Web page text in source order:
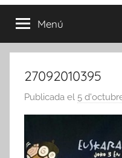
Menú
27092010395
Publicada el 5